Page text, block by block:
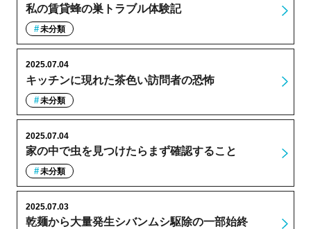
私の賃貸蜂の巣トラブル体験記
未分類
キッチンに現れた茶色い訪問者の恐怖
2025.07.04
未分類
家の中で虫を見つけたらまず確認すること
2025.07.04
未分類
乾麺から大量発生シバンムシ駆除の一部始終
2025.07.03